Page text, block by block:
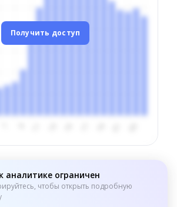
Получить доступ
аналитике ограничен
чтобы открыть подробную